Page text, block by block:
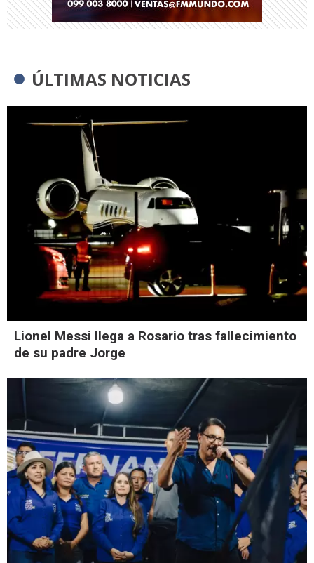
ÚLTIMAS NOTICIAS
Lionel Messi llega a Rosario tras fallecimiento
de su padre Jorge